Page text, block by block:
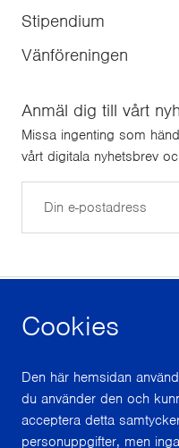
Cookies
Den här hemsidan
du använder den och
acceptera detta
personuppgifter, men
Stipendium
Vänföreningen
Anmäl dig till vårt
Missa ingenting som
vårt digitala nyhetsbrev
Med stöd från